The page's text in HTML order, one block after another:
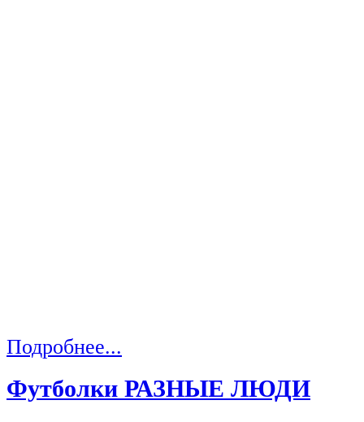
Подробнее...
Футболки РАЗНЫЕ ЛЮДИ